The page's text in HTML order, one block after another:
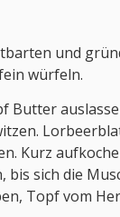
und
würfeln.
Butter
Kurz
bis sich die
Topf vom